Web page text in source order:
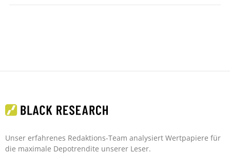
Unser erfahrenes Redaktions-Team analysiert Wertpapiere für
die maximale Depotrendite unserer Leser.